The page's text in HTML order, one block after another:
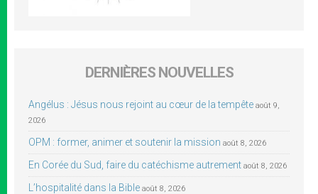
DERNIÈRES NOUVELLES
Angélus : Jésus nous rejoint au cœur de la tempête août 9,
2026
OPM : former, animer et soutenir la mission août 8, 2026
En Corée du Sud, faire du catéchisme autrement août 8, 2026
L’hospitalité dans la Bible août 8, 2026